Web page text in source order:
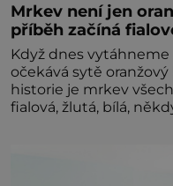
Mrkev není jen
příběh začíná
Když dnes vytáhneme
očekává sytě
historie je mrkev
fialová, žlutá, bílá,
nedokážeme